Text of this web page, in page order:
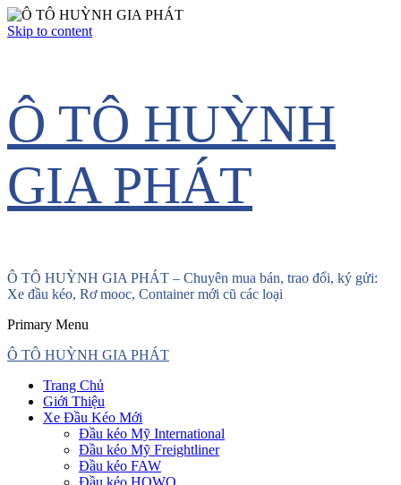
Skip to content
Ô TÔ HUỲNH
GIA PHÁT
Ô TÔ HUỲNH GIA PHÁT – Chuyên mua bán, trao đổi, ký gửi:
Xe đầu kéo, Rơ mooc, Container mới cũ các loại
Primary Menu
Ô TÔ HUỲNH GIA PHÁT
Trang Chủ
Giới Thiệu
Xe Đầu Kéo Mới
Đầu kéo Mỹ International
Đầu kéo Mỹ Freightliner
Đầu kéo FAW
Đầu kéo HOWO